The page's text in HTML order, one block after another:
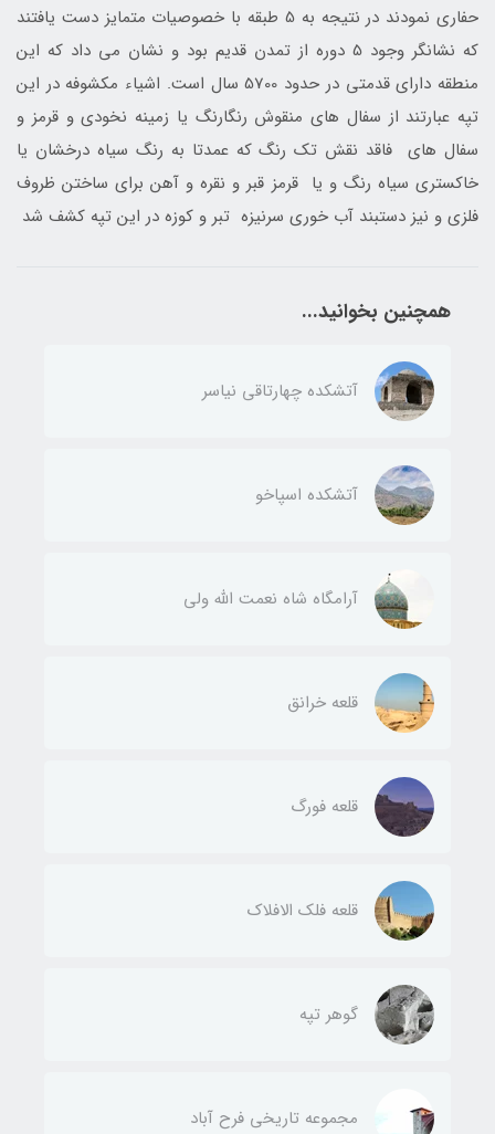
حفاري نمودند در نتيجه به 5 طبقه با خصوصيات متمايز دست يافتند
که نشانگر وجود 5 دوره از تمدن قديم بود و نشان می داد که اين
منطقه داراي قدمتي در حدود 5700 سال است. اشياء مکشوفه در اين
تپه عبارتند از سفال های منقوش رنگارنگ يا زمينه نخودي و قرمز و
سفال هاي فاقد نقش تک رنگ که عمدتا به رنگ سياه درخشان يا
خاکستري سياه رنگ و يا قرمز قبر و نقره و آهن برای ساختن ظروف
فلزی و نيز دستبند آب خوری سرنيزه تبر و کوزه در اين تپه کشف شد
همچنین بخوانید...
آتشکده چهارتاقی نیاسر
آتشکده اسپاخو
آرامگاه شاه نعمت الله ولی
قلعه خرانق
قلعه فورگ
قلعه فلک الافلاک
گوهر تپه
مجموعه تاریخی فرح آباد